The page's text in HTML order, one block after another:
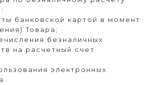
банковской картой в момент
Товара;
безналичных
на расчетный счет
электронных